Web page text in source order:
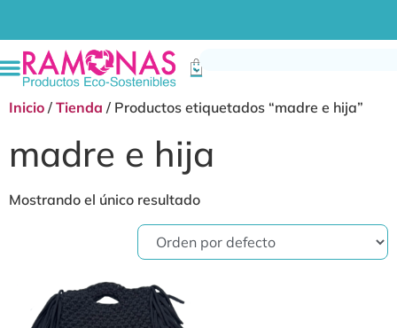
Inicio / Tienda / Productos etiquetados “madre e hija”
madre e hija
Mostrando el único resultado